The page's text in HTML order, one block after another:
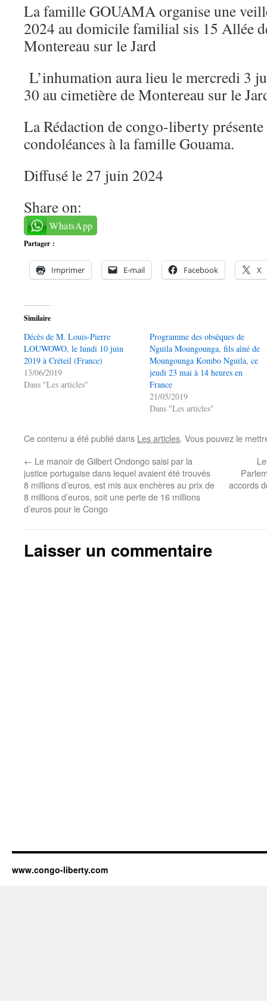
La famille GOUAMA organise une
2024 au domicile familial sis 15 Allée
Montereau sur le Jard
L’inhumation aura lieu le mercredi 3
30 au cimetière de Montereau sur le
La Rédaction de congo-liberty présente
condoléances à la famille Gouama.
Diffusé le 27 juin 2024
Share on:
WhatsApp
Partager :
Imprimer E-mail Facebook X
Similaire
Décès de M. Louis-Pierre
LOUWOWO, le lundi 10 juin
2019 à Créteil (France)
13/06/2019
Dans "Les articles"
Programme des obsèques de
Nguila Moungounga, fils aîné de
Moungounga Kombo Nguila, ce
jeudi 23 mai à 14 heures en
France
21/05/2019
Dans "Les articles"
Ce contenu a été publié dans Les articles. Vous pouvez le
← Le manoir de Gilbert Ondongo saisi par la
justice portugaise dans lequel avaient été trouvés
8 millions d’euros, est mis aux enchères au prix de
8 millions d’euros, soit une perte de 16 millions
d’euros pour le Congo
accords
Laisser un commentaire
www.congo-liberty.com